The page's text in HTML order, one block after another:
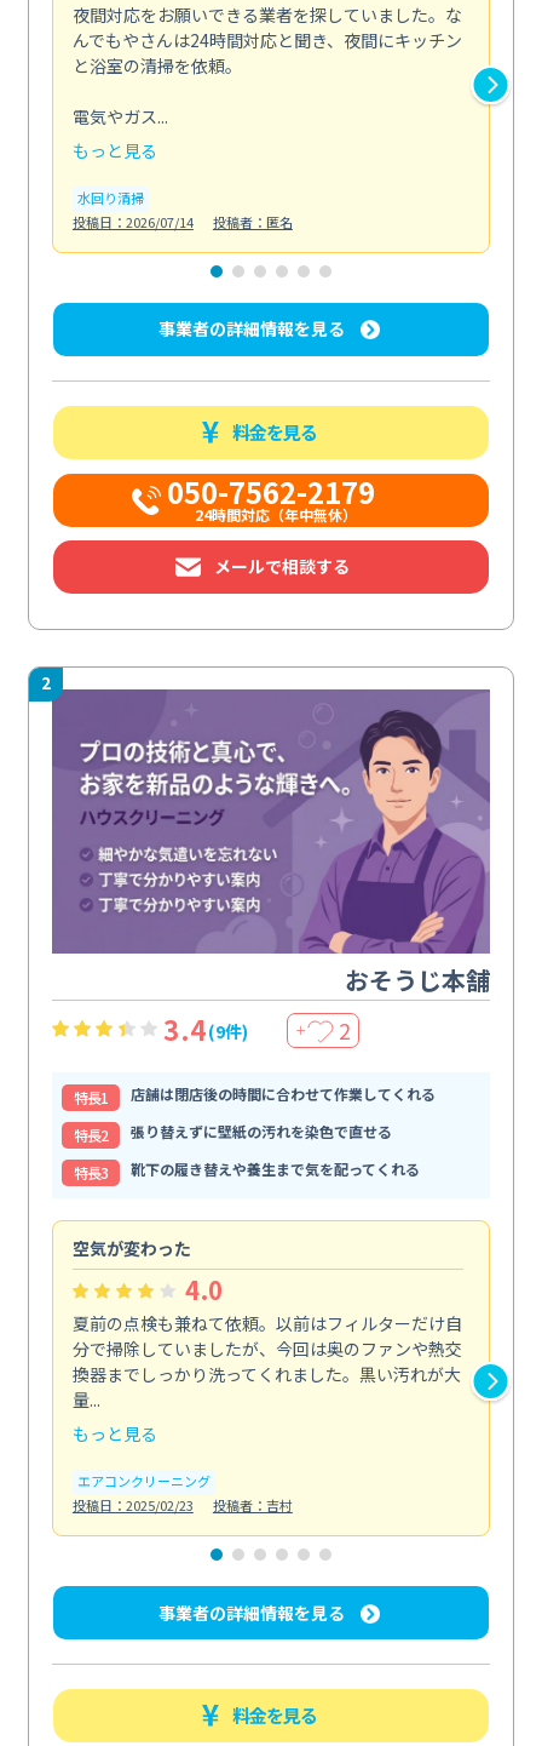
夜間対応をお願いできる業者を探していました。な
んでもやさんは24時間対応と聞き、夜間にキッチン
と浴室の清掃を依頼。
電気やガス...
もっと見る
水回り清掃
投稿日：2026/07/14
投稿者：匿名
事業者の詳細情報を見る
料金を見る
050-7562-2179
24時間対応（年中無休）
メールで相談する
2
おそうじ本舗
3.4(9件) ＋ 2
特⻑1
店舗は閉店後の時間に合わせて作業してくれる
特⻑2
張り替えずに壁紙の汚れを染色で直せる
特⻑3
靴下の履き替えや養生まで気を配ってくれる
空気が変わった
4.0
夏前の点検も兼ねて依頼。以前はフィルターだけ自
分で掃除していましたが、今回は奥のファンや熱交
換器までしっかり洗ってくれました。黒い汚れが大
量...
もっと見る
エアコンクリーニング
投稿日：2025/02/23
投稿者：吉村
事業者の詳細情報を見る
料金を見る